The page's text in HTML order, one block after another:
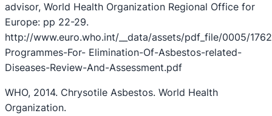
advisor, World Health Organization Regional Office for
Europe: pp 22-29.
http://www.euro.who.int/__data/assets/pdf_file/0005/
Programmes-For- Elimination-Of-Asbestos-related-
Diseases-Review-And-Assessment.pdf
WHO, 2014. Chrysotile Asbestos. World Health
Organization.